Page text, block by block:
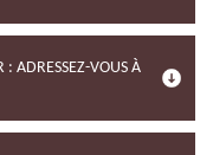
: ADRESSEZ-VOUS À